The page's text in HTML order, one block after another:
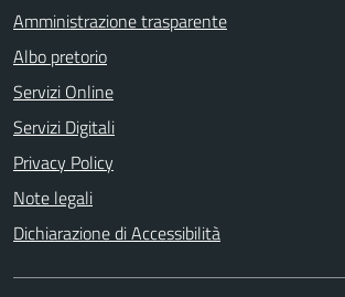
Amministrazione trasparente
Albo pretorio
Servizi Online
Servizi Digitali
Privacy Policy
Note legali
Dichiarazione di Accessibilità